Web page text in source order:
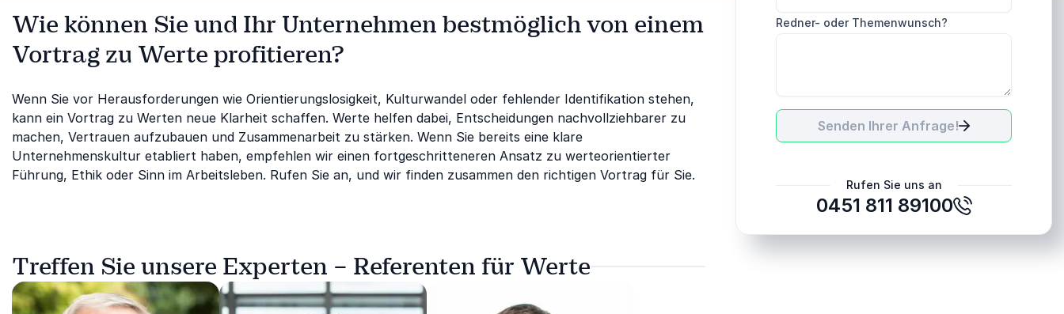
Redner- oder Themenwunsch?
Senden Ihrer Anfrage!
Rufen Sie uns an
0451 811 89100
Wie können Sie und Ihr Unternehmen bestmöglich von einem
Vortrag zu Werte profitieren?
Wenn Sie vor Herausforderungen wie Orientierungslosigkeit, Kulturwandel oder fehlender Identifikation stehen,
kann ein Vortrag zu Werten neue Klarheit schaffen. Werte helfen dabei, Entscheidungen nachvollziehbarer zu
machen, Vertrauen aufzubauen und Zusammenarbeit zu stärken. Wenn Sie bereits eine klare
Unternehmenskultur etabliert haben, empfehlen wir einen fortgeschritteneren Ansatz zu werteorientierter
Führung, Ethik oder Sinn im Arbeitsleben. Rufen Sie an, und wir finden zusammen den richtigen Vortrag für Sie.
Treffen Sie unsere Experten – Referenten für Werte